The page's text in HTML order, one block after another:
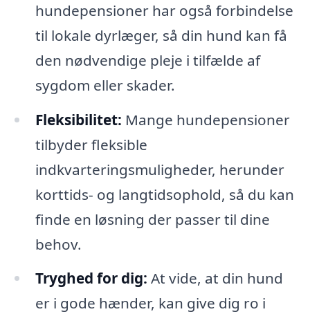
hundepensioner har også forbindelse
til lokale dyrlæger, så din hund kan få
den nødvendige pleje i tilfælde af
sygdom eller skader.
Fleksibilitet: Mange hundepensioner
tilbyder fleksible
indkvarteringsmuligheder, herunder
korttids- og langtidsophold, så du kan
finde en løsning der passer til dine
behov.
Tryghed for dig: At vide, at din hund
er i gode hænder, kan give dig ro i